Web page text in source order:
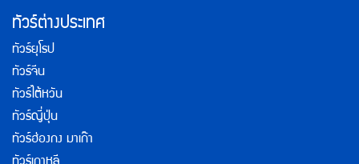
ทัวร์ต่างประเทศ
ทัวร์ยุโรป
ทัวร์จีน
ทัวร์ไต้หวัน
ทัวร์ญี่ปุ่น
ทัวร์ฮ่องกง มาเก๊า